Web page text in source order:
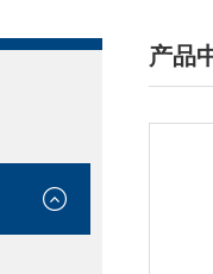
产品
/